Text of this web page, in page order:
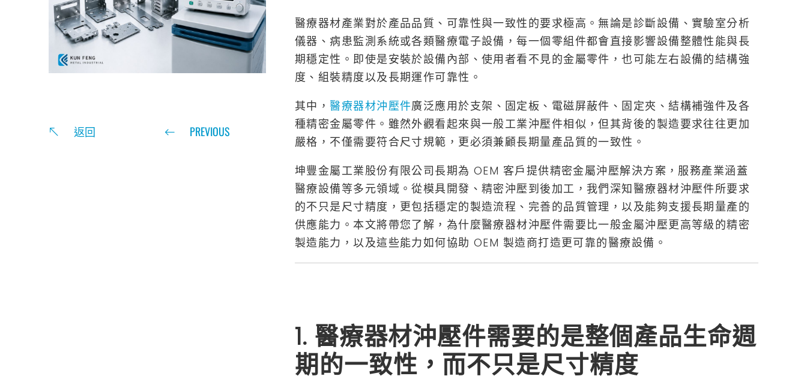
返回 PREVIOUS
醫療器材產業對於產品品質、可靠性與一致性的要求極高。無論是診斷設備、實驗室分析
儀器、病患監測系統或各類醫療電子設備，每一個零組件都會直接影響設備整體性能與長
期穩定性。即使是安裝於設備內部、使用者看不見的金屬零件，也可能左右設備的結構強
度、組裝精度以及長期運作可靠性。
其中，醫療器材沖壓件廣泛應用於支架、固定板、電磁屏蔽件、固定夾、結構補強件及各
種精密金屬零件。雖然外觀看起來與一般工業沖壓件相似，但其背後的製造要求往往更加
嚴格，不僅需要符合尺寸規範，更必須兼顧長期量產品質的一致性。
坤豐金屬工業股份有限公司長期為 OEM 客戶提供精密金屬沖壓解決方案，服務產業涵蓋
醫療設備等多元領域。從模具開發、精密沖壓到後加工，我們深知醫療器材沖壓件所要求
的不只是尺寸精度，更包括穩定的製造流程、完善的品質管理，以及能夠支援長期量產的
供應能力。本文將帶您了解，為什麼醫療器材沖壓件需要比一般金屬沖壓更高等級的精密
製造能力，以及這些能力如何協助 OEM 製造商打造更可靠的醫療設備。
1. 醫療器材沖壓件需要的是整個產品生命週
期的一致性，而不只是尺寸精度